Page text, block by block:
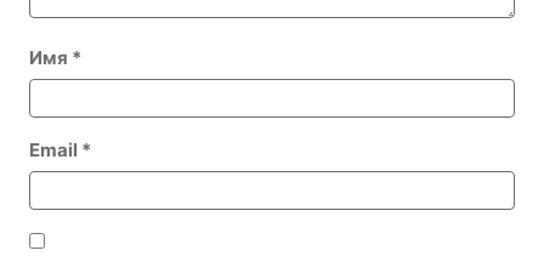
Имя *
Email *